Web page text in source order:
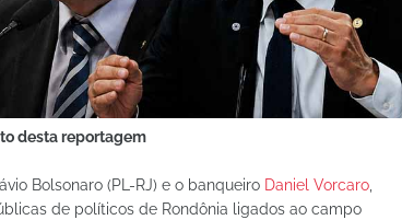
desta reportagem
Bolsonaro (PL-RJ) e o banqueiro Daniel Vorcaro,
de políticos de Rondônia ligados ao campo